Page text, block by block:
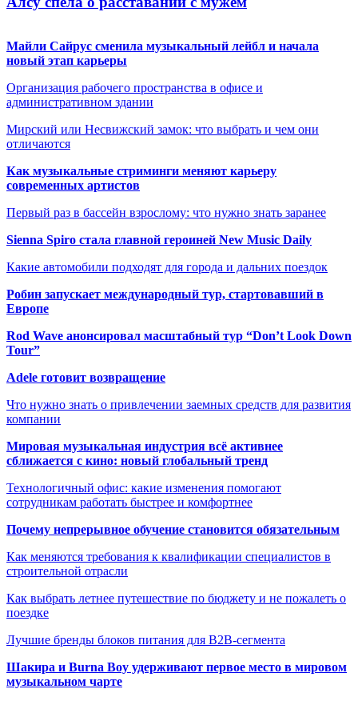
Майли Сайрус сменила музыкальный лейбл и начала
новый этап карьеры
Организация рабочего пространства в офисе и
административном здании
Мирский или Несвижский замок: что выбрать и чем они
отличаются
Как музыкальные стриминги меняют карьеру
современных артистов
Первый раз в бассейн взрослому: что нужно знать заранее
Sienna Spiro стала главной героиней New Music Daily
Какие автомобили подходят для города и дальних поездок
Робин запускает международный тур, стартовавший в
Европе
Rod Wave анонсировал масштабный тур “Don’t Look Down
Tour”
Adele готовит возвращение
Что нужно знать о привлечении заемных средств для развития
компании
Мировая музыкальная индустрия всё активнее
сближается с кино: новый глобальный тренд
Технологичный офис: какие изменения помогают
сотрудникам работать быстрее и комфортнее
Почему непрерывное обучение становится обязательным
Как меняются требования к квалификации специалистов в
строительной отрасли
Как выбрать летнее путешествие по бюджету и не пожалеть о
поездке
Лучшие бренды блоков питания для B2B-сегмента
Шакира и Burna Boy удерживают первое место в мировом
музыкальном чарте